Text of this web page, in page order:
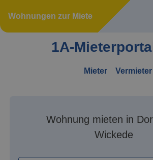
Wohnungen zur Miete
1A-
Mieter Vermieter
Wohnung mieten in
Wickede